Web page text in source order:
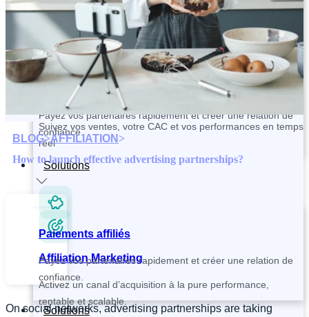
Paiements affiliés
Payez vos partenaires rapidement et créer une relation de
confiance.
Solutions
Affiliation Marketing
Activez un canal d’acquisition à la pure performance,
rentable et scalable.
Contactez et recrutez vos partenaires plus rapidement
Tracking and Analytics
Suivez vos ventes, votre CAC et vos performances en temps
réel
Paiements affiliés
Payez vos partenaires rapidement et créer une relation de
confiance.
Solutions
BLOG>AFFILIATION >
How to launch effective advertising partnerships?
On social networks, advertising partnerships are taking